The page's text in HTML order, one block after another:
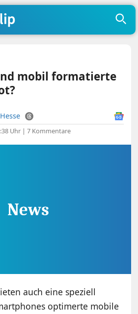
mobil formatierte
Uhr |7 Kommentare
auch eine speziell
optimerte mobile